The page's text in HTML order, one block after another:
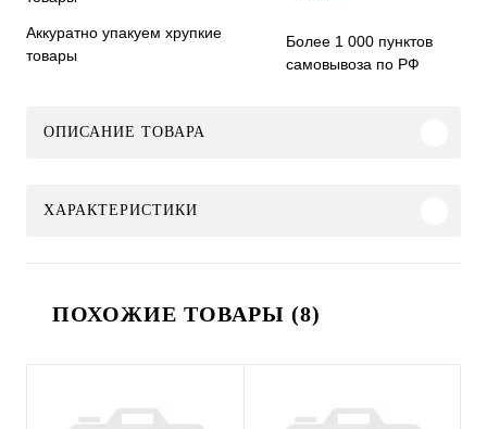
Аккуратно упакуем хрупкие
товары
Более 1 000 пунктов
самовывоза по РФ
ОПИСАНИЕ ТОВАРА
ХАРАКТЕРИСТИКИ
ПОХОЖИЕ ТОВАРЫ (8)